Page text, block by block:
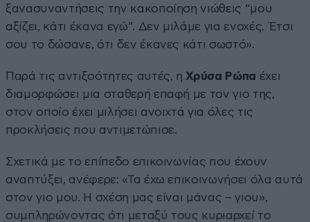
ξανασυναντήσεις την κακοποίηση νιώθεις “μου
αξίζει, κάτι έκανα εγώ”. Δεν μιλάμε για ενοχές. Έτσι
σου το δώσανε, ότι δεν έκανες κάτι σωστό».
Παρά τις αντιξοότητες αυτές, η Χρύσα Ρώπα έχει
διαμορφώσει μια σταθερή επαφή με τον γιο της,
στον οποίο έχει μιλήσει ανοιχτά για όλες τις
προκλήσεις που αντιμετώπισε.
Σχετικά με το επίπεδο επικοινωνίας που έχουν
αναπτύξει, ανέφερε: «Τα έχω επικοινωνήσει όλα αυτά
στον γιο μου. Η σχέση μας είναι μάνας – γιου»,
συμπληρώνοντας ότι μεταξύ τους κυριαρχεί το